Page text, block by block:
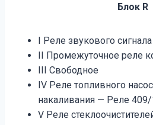
Блок R
I Реле звукового
II Промежуточное реле
III Свободное
IV Реле топливного
накаливания — Реле
V Реле